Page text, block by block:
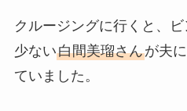
クルージングに行くと、
少ない白間美瑠さんが夫
ていました。